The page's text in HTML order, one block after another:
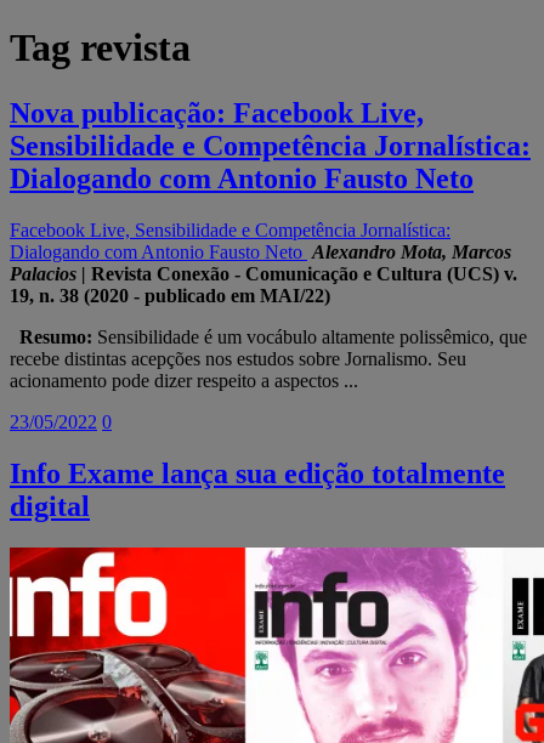
Tag revista
Nova publicação: Facebook Live,
Sensibilidade e Competência Jornalística:
Dialogando com Antonio Fausto Neto
Facebook Live, Sensibilidade e Competência Jornalística:
Dialogando com Antonio Fausto Neto Alexandro Mota, Marcos
Palacios | Revista Conexão - Comunicação e Cultura (UCS) v.
19, n. 38 (2020 - publicado em MAI/22)
Resumo: Sensibilidade é um vocábulo altamente polissêmico, que
recebe distintas acepções nos estudos sobre Jornalismo. Seu
acionamento pode dizer respeito a aspectos ...
23/05/2022 0
Info Exame lança sua edição totalmente
digital